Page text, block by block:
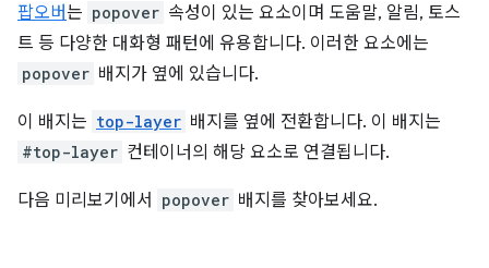
팝오버는 popover 속성이 있는 요소이며 도움말, 알림, 토스
트 등 다양한 대화형 패턴에 유용합니다. 이러한 요소에는
popover 배지가 옆에 있습니다.
이 배지는 top-layer 배지를 옆에 전환합니다. 이 배지는
#top-layer 컨테이너의 해당 요소로 연결됩니다.
다음 미리보기에서 popover 배지를 찾아보세요.